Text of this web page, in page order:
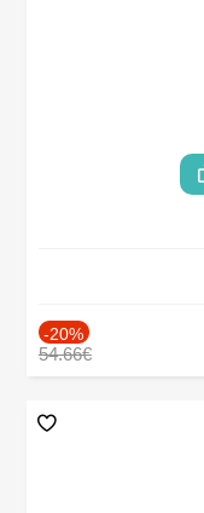
-20%
54.66€